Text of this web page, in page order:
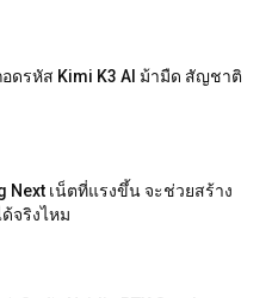
ดรหัส Kimi K3 AI ม้ามืด สัญชาติ
Next เน็ตที่แรงขึ้น จะช่วยสร้าง
จริงไหม